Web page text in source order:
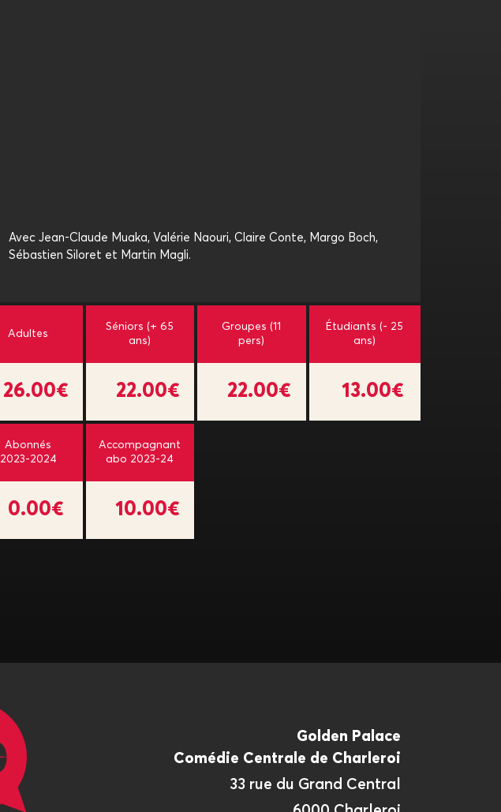
Avec Jean-Claude Muaka, Valérie Naouri, Claire Conte, Margo Boch,
Sébastien Siloret et Martin Magli.
Adultes
26.00€
Séniors (+ 65
ans)
22.00€
Groupes (11
pers)
22.00€
Étudiants (- 25
ans)
13.00€
Abonnés
2023-2024
0.00€
Accompagnant
abo 2023-24
10.00€
Golden Palace
Comédie Centrale de Charleroi
33 rue du Grand Central